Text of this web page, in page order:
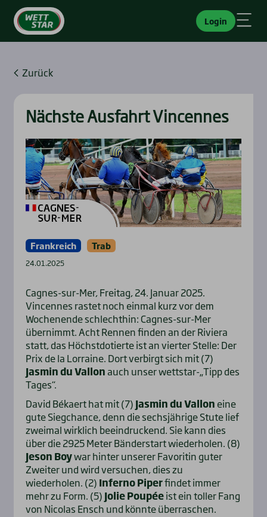
Login
Zurück
Nächs­te Aus­fahrt Vin­cen­nes
Frankreich Trab
24.01.2025
Cagnes-sur-Mer, Freitag, 24. Januar 2025.
Vincennes rastet noch einmal kurz vor dem
Wochenende schlechthin: Cagnes-sur-Mer
übernimmt. Acht Rennen finden an der Riviera
statt, das Höchstdotierte ist an vierter Stelle: Der
Prix de la Lorraine. Dort verbirgt sich mit (7)
Jasmin du Vallonauch unser wettstar-„Tipp des
Tages“.
David Békaert hat mit (7) Jasmin du Vallon eine
gute Siegchance, denn die sechsjährige Stute lief
zweimal wirklich beeindruckend. Sie kann dies
über die 2925 Meter Bänderstart wiederholen. (8)
Jeson Boywar hinter unserer Favoritin guter
Zweiter und wird versuchen, dies zu
wiederholen. (2) Inferno Piperfindet immer
mehr zu Form. (5) Jolie Poupéeist ein toller Fang
von Nicolas Ensch und könnte überraschen.